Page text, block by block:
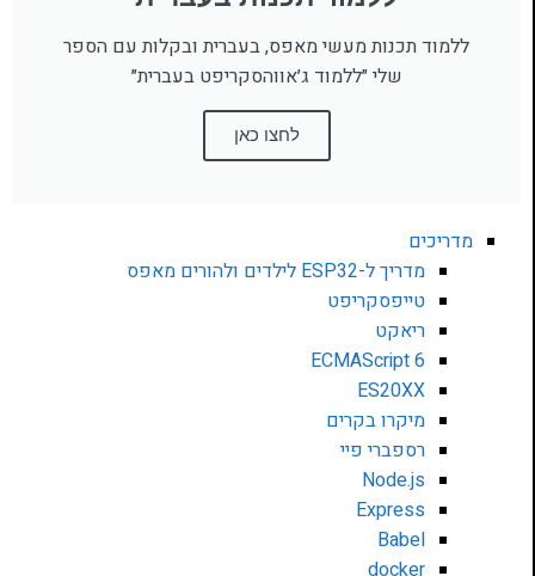
ללמוד תכנות מעשי מאפס, בעברית ובקלות עם הספר
שלי ״ללמוד ג׳אווהסקריפט בעברית״
לחצו כאן
מדריכים
מדריך ל-ESP32 לילדים ולהורים מאפס
טייפסקריפט
ריאקט
ECMAScript 6
ES20XX
מיקרו בקרים
רספברי פיי
Node.js
Express
Babel
docker